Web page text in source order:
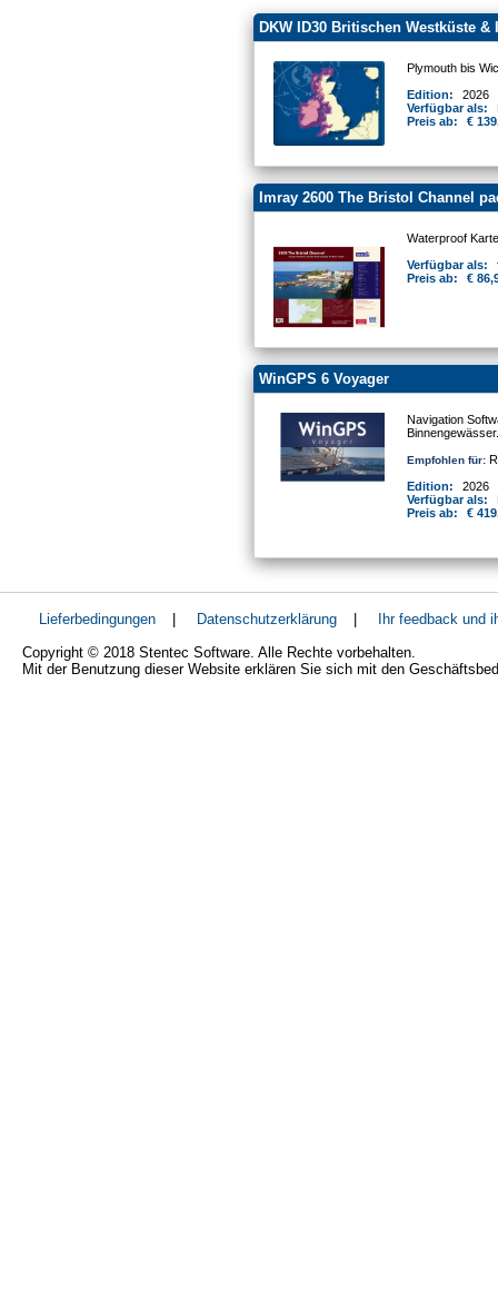
DKW ID30 Britischen Westküste &
Plymouth bis
Edition:
2026
Verfügbar als:
Preis ab:
€
Imray 2600 The Bristol Channel
Waterproof
Verfügbar als:
Preis ab:
€
WinGPS 6 Voyager
Navigation
Binnengewässer.
Empfohlen für:
Edition:
2026
Verfügbar als:
Preis ab:
€
Lieferbedingungen | Datenschutzerklärung |
Ihr feedback und
Copyright © 2018 Stentec Software. Alle Rechte vorbehalten.
Mit der Benutzung dieser Website erklären Sie sich mit den